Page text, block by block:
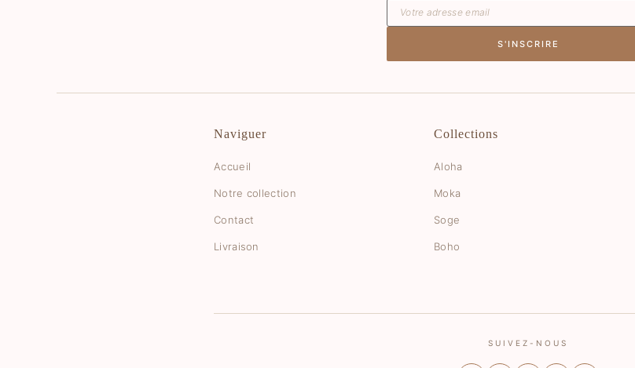
S'INSCRIRE
Naviguer
Accueil
Notre collection
Contact
Livraison
Collections
Aloha
Moka
Soge
Boho
SUIVEZ-NOUS